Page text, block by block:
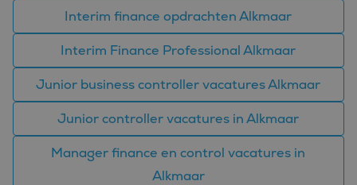
Interim finance opdrachten Alkmaar
Interim Finance Professional Alkmaar
Junior business controller vacatures Alkmaar
Junior controller vacatures in Alkmaar
Manager finance en control vacatures in
Alkmaar